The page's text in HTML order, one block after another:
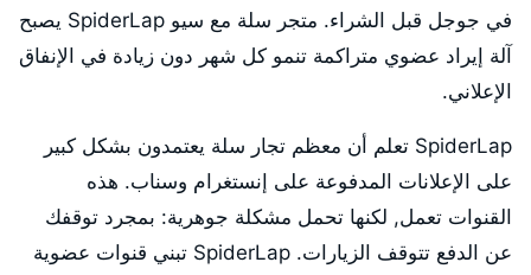
في جوجل قبل الشراء. متجر سلة مع سيو SpiderLap يصبح
آلة إيراد عضوي متراكمة تنمو كل شهر دون زيادة في الإنفاق
الإعلاني.
SpiderLap تعلم أن معظم تجار سلة يعتمدون بشكل كبير
على الإعلانات المدفوعة على إنستغرام وسناب. هذه
القنوات تعمل, لكنها تحمل مشكلة جوهرية: بمجرد توقفك
عن الدفع تتوقف الزيارات. SpiderLap تبني قنوات عضوية